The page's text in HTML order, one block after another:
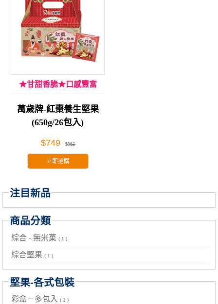
★甘甜香脆★口感豐富
萬歲牌-紅棗養生堅果
(650g/26包入)
$749 $862
立即搶購
注目新品
商品分類
綜合 - 無米菓 ( 1 )
綜合堅果 ( 1 )
堅果-各式包裝
彩盒－多包入 ( 1 )